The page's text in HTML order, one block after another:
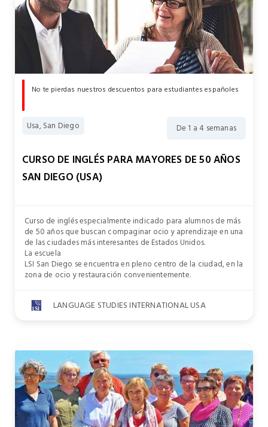
No te pierdas nuestros descuentos para estudiantes españoles
Usa, San Diego De 1 a 4 semanas
CURSO DE INGLÉS PARA MAYORES DE 50 AÑOS
SAN DIEGO (USA)
Curso de inglés especialmente indicado para alumnos de más
de 50 años que buscan compaginar ocio y aprendizaje en una
de las ciudades más interesantes de Estados Unidos.
La escuela
LSI San Diego se encuentra en pleno centro de la ciudad, en la
zona de ocio y restauración convenientemente.
LANGUAGE STUDIES INTERNATIONAL USA